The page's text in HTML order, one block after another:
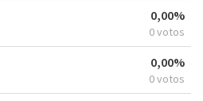
0,00%
0 votos
0,00%
0 votos